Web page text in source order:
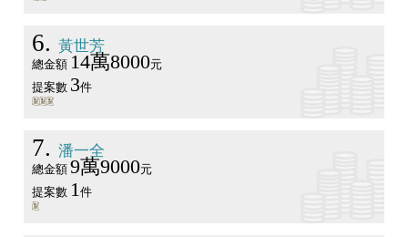
6 黃世芳
總金額 14萬8000元
提案數 3件
7 潘一全
總金額 9萬9000元
提案數 1 件